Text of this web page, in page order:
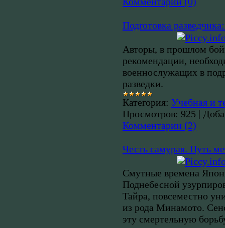
Подготовка
Авторы, в прошлом
рекомендации,
военнослужащих в
разведки.
Категория: Учебная и
Просмотров: 925 |
Комментарии (2)
Честь самурая. Путь
Смутные времена
Поднебесной
Тайра, повсеместно
из рода Минамото.
эту смертельную